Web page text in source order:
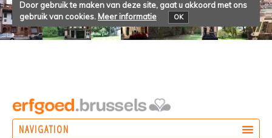
Door gebruik te maken van deze site, gaat u akkoord met ons
gebruik van cookies. Meer informatie OK
NAVIGATION